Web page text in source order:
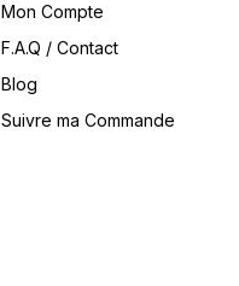
Mon Compte
F.A.Q / Contact
Blog
Suivre ma Commande